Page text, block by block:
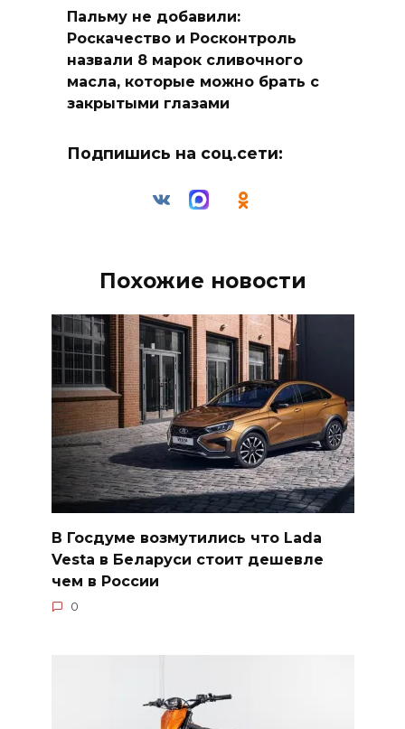
Пальму не добавили:
Роскачество и Росконтроль
назвали 8 марок сливочного
масла, которые можно брать с
закрытыми глазами
Подпишись на соц.сети:
Похожие новости
В Госдуме возмутились что Lada
Vesta в Беларуси стоит дешевле
чем в России
0